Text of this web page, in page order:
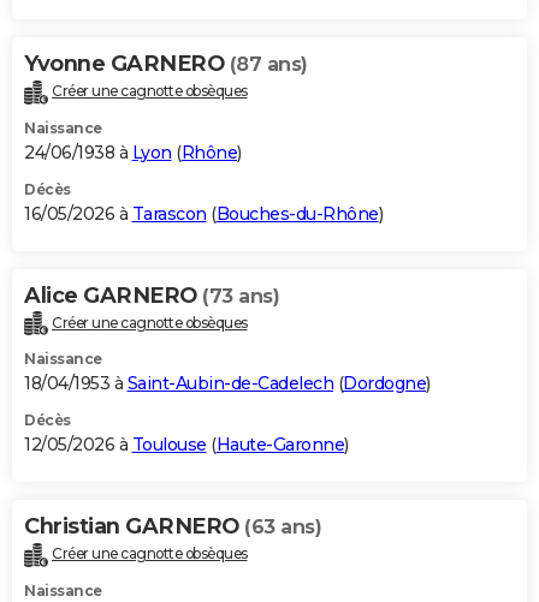
Yvonne GARNERO (87 ans)
Créer une cagnotte obsèques
Naissance
24/06/1938 à Lyon (Rhône)
Décès
16/05/2026 à Tarascon (Bouches-du-Rhône)
Alice GARNERO (73 ans)
Créer une cagnotte obsèques
Naissance
18/04/1953 à Saint-Aubin-de-Cadelech (Dordogne)
Décès
12/05/2026 à Toulouse (Haute-Garonne)
Christian GARNERO (63 ans)
Créer une cagnotte obsèques
Naissance